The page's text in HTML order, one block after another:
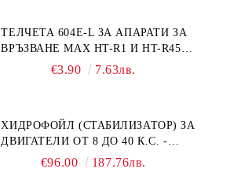
ТЕЛЧЕТА 604E-L ЗА АПАРАТИ ЗА
ВРЪЗВАНЕ MAX HT-R1 И HT-R45C
€3.90 7.63лв.
ХИДРОФОЙЛ (СТАБИЛИЗАТОР) ЗА
ДВИГАТЕЛИ ОТ 8 ДО 40 К.С. -
УНИВЕРСАЛЕН SE SPORT 200
€96.00 187.76лв.